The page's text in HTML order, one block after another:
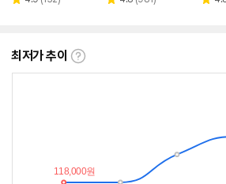
별
별
별
최저가 추이
최